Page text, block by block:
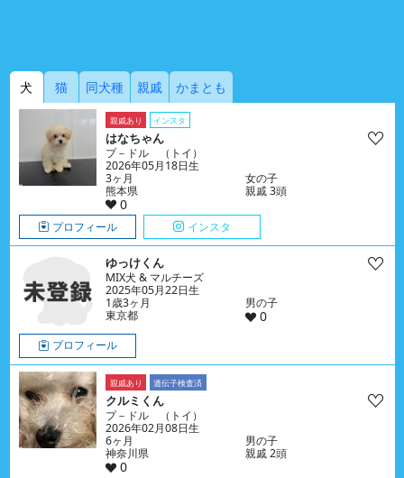
犬 猫 同犬種 親戚 かまとも
親戚あり インスタ
はなちゃん
プ－ドル （トイ）
2026年05月18日生
3ヶ月
女の子
熊本県
親戚 3頭
0
プロフィール インスタ
ゆっけくん
MIX犬 & マルチーズ
2025年05月22日生
1歳3ヶ月
男の子
東京都
0
プロフィール
親戚あり 遺伝子検査済
クルミくん
プ－ドル （トイ）
2026年02月08日生
6ヶ月
男の子
神奈川県
親戚 2頭
0